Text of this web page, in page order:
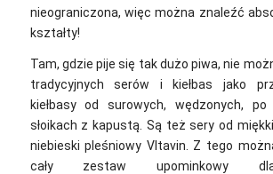
nieograniczona, więc można znaleźć
kształty!
Tam, gdzie pije się tak dużo piwa, nie
tradycyjnych serów i kiełbas jako
kiełbasy od surowych, wędzonych,
słoikach z kapustą. Są też sery od
niebieski pleśniowy Vltavin. Z tego
cały zestaw upominkowy